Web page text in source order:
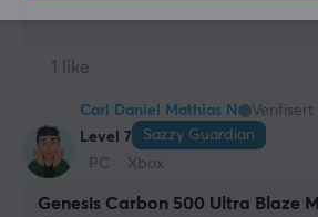
1 like
Carl Daniel Mathias N
Verifisert
Level 7
Sazzy Guardian
PC
Xbox
Genesis Carbon 500 Ultra Blaze